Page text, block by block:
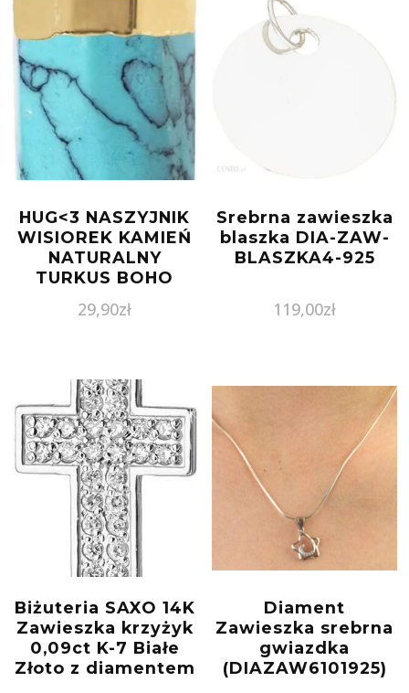
HUG<3 NASZYJNIK
WISIOREK KAMIEŃ
NATURALNY
TURKUS BOHO
29,90zł
Srebrna zawieszka
blaszka DIA-ZAW-
BLASZKA4-925
119,00zł
Biżuteria SAXO 14K
Zawieszka krzyżyk
0,09ct K-7 Białe
Złoto z diamentem
Diament
Zawieszka srebrna
gwiazdka
(DIAZAW6101925)